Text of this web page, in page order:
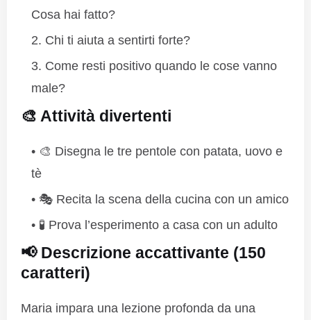
Cosa hai fatto?
Chi ti aiuta a sentirti forte?
Come resti positivo quando le cose vanno
male?
🎨 Attività divertenti
🎨 Disegna le tre pentole con patata, uovo e
tè
🎭 Recita la scena della cucina con un amico
🧪 Prova l’esperimento a casa con un adulto
📢 Descrizione accattivante (150
caratteri)
Maria impara una lezione profonda da una